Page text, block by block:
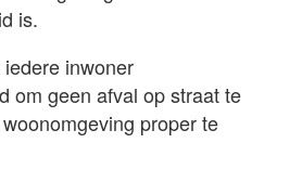
is.
inwoner
om geen afval op straat te
proper te